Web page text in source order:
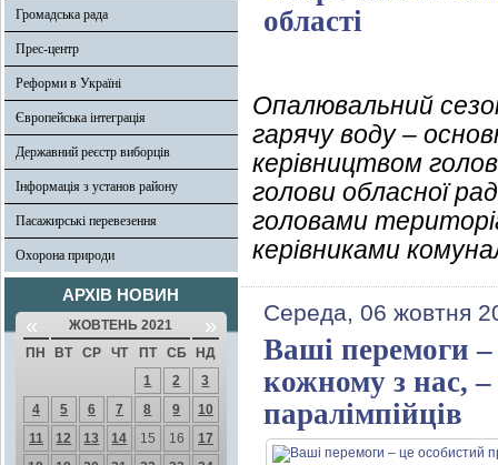
Громадська рада
Прес-центр
Реформи в Україні
Європейська інтеграція
Державний реєстр виборців
Інформація з установ району
Пасажирські перевезення
Охорона природи
АРХІВ НОВИН
« ЖОВТЕНЬ 2021 »
ПН ВТ СР ЧТ ПТ СБ
НД
1
2
3
4
5 6 7 8 9
10
11
12 13 14 15 16
17
області
Опалювальний
гарячу воду –
керівництвом
голови обласної
головами
керівниками
Середа, 06 жовтня
Ваші перемоги
кожному з нас,
паралімпійців